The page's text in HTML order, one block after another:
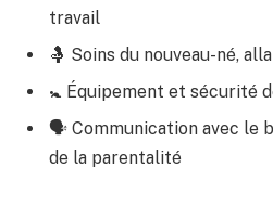
travail
🤱 Soins du nouveau-né,
🚼 Équipement et sécurité
🗣️ Communication avec le
de la parentalité